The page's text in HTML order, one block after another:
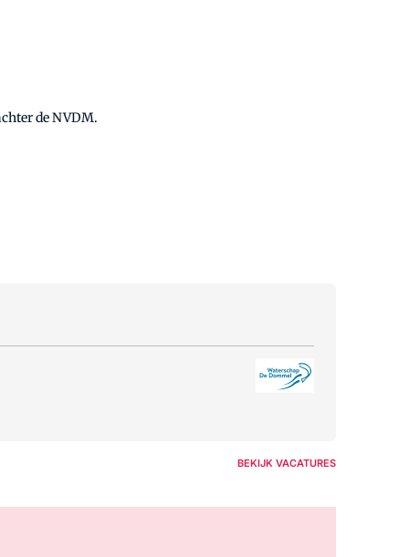
de NVDM.
BEKIJK VACATURES